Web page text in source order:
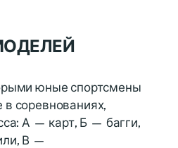
юные спортсмены
соревнованиях,
А — карт, Б — багги,
В —